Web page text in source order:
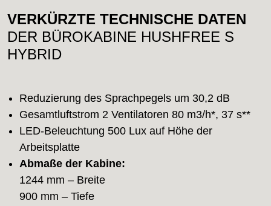
VERKÜRZTE TECHNISCHE DATEN
DER BÜROKABINE HUSHFREE S
HYBRID
Reduzierung des Sprachpegels um 30,2 dB
Gesamtluftstrom 2 Ventilatoren 80 m3/h*, 37 s**
LED-Beleuchtung 500 Lux auf Höhe der
Arbeitsplatte
Abmaße der Kabine:
1244 mm – Breite
900 mm – Tiefe